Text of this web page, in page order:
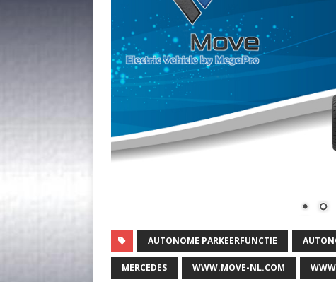
AUTONOME PARKEERFUNCTIE
MERCEDES WWW.MOVE-NL.COM